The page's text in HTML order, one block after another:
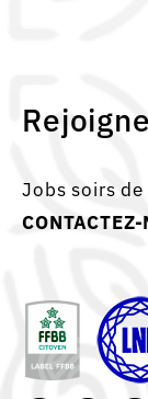
Jobs soirs
CONTACTEZ-